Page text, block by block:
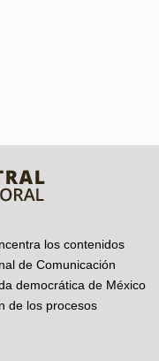
los contenidos
de Comunicación
democrática de México
de los procesos